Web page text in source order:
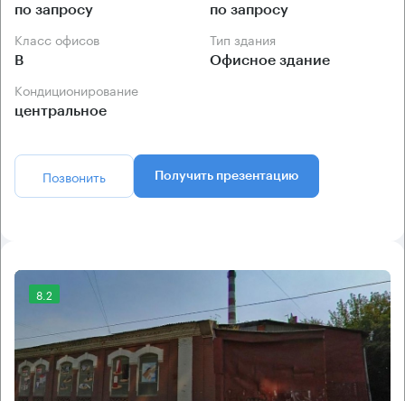
по запросу по запросу
Класс офисов
B
Тип здания
Офисное здание
Кондиционирование
центральное
Позвонить Получить презентацию
8.2